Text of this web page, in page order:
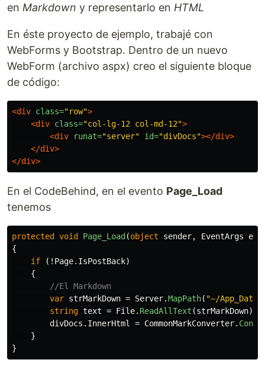
en Markdown y representarlo en HTML
En éste proyecto de ejemplo, trabajé con
WebForms y Bootstrap. Dentro de un nuevo
WebForm (archivo aspx) creo el siguiente bloque
de código:
<div class="row">
<div class="col-lg-12 col-md-12">
<div
runat="server" id="divDocs"></div>
</div>
</div>
En el CodeBehind, en el evento Page_Load
tenemos
protected void Page_Load (object sender, EventArgs e
{
if
(! Page. IsPostBack)
{
//El Markdown
var strMarkDown = Server.MapPath( "~/App_Data/
string text = File. ReadAllText (strMarkDown);
divDocs . InnerHtml = CommonMarkConverter.
}
}